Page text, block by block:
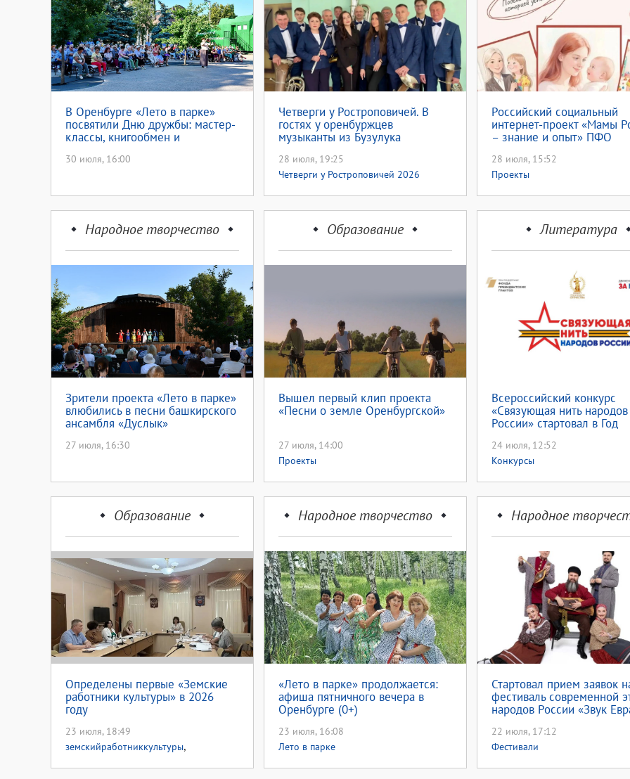
В Оренбурге «Лето в парке»
посвятили Дню дружбы: мастер-
классы, книгообмен и
30 июля, 16:00
Четверги у Ростроповичей. В
гостях у оренбуржцев
музыканты из Бузулука
28 июля, 19:25
Четверги у Ростроповичей 2026
Российский социальный
интернет-проект «Мамы
– знание и опыт» ПФО
28 июля, 15:52
Проекты
Народное творчество
Зрители проекта «Лето в парке»
влюбились в песни башкирского
ансамбля «Дуслык»
27 июля, 16:30
Образование
Вышел первый клип проекта
«Песни о земле Оренбургской»
27 июля, 14:00
Проекты
Литература
Всероссийский конкурс
«Связующая нить народов
России» стартовал в Год
24 июля, 12:52
Конкурсы
Образование
Определены первые «Земские
работники культуры» в 2026
году
23 июля, 18:49
земскийработниккультуры,
Народное творчество
«Лето в парке» продолжается:
афиша пятничного вечера в
Оренбурге (0+)
23 июля, 16:08
Лето в парке
Народное
Стартовал прием заявок
фестиваль современной
народов России «Звук
22 июля, 17:12
Фестивали